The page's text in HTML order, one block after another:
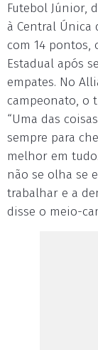
Futebol Júnior,
à Central Única
com 14
Estadual após
empates. No
campeonato, o
“Uma das
sempre para
melhor em
não se olha se
trabalhar e a
disse o meio-